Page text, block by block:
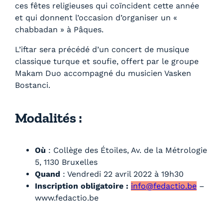
ces fêtes religieuses qui coïncident cette année
et qui donnent l’occasion d’organiser un «
chabbadan » à Pâques.
L’iftar sera précédé d’un concert de musique
classique turque et soufie, offert par le groupe
Makam Duo accompagné du musicien Vasken
Bostanci.
Modalités :
Où : Collège des Étoiles, Av. de la Métrologie
5, 1130 Bruxelles
Quand : Vendredi 22 avril 2022 à 19h30
Inscription obligatoire : info@fedactio.be –
www.fedactio.be